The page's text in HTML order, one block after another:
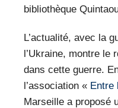
bibliothèque
L’actualité, avec la
l’Ukraine, montre le
dans cette guerre.
l’association « Entre
Marseille a proposé